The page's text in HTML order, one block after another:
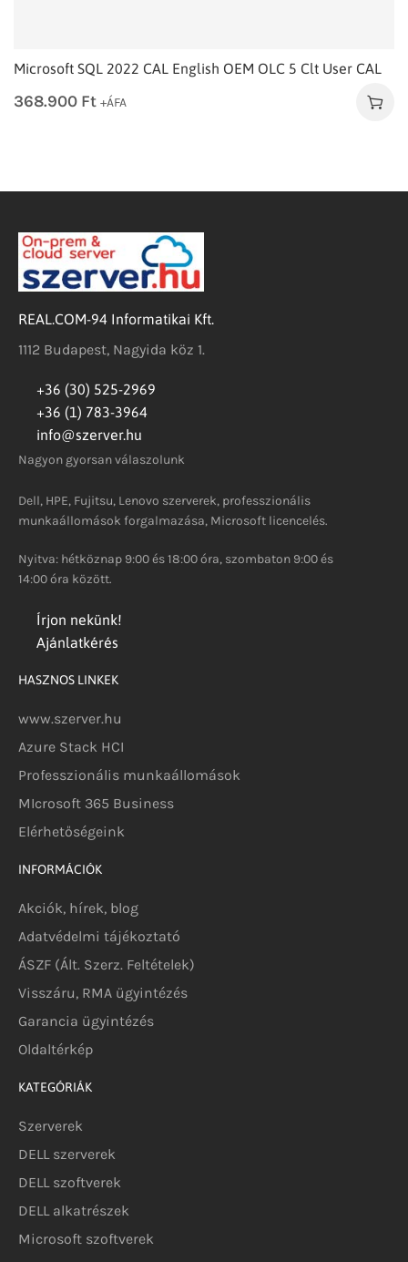
Microsoft SQL 2022 CAL English OEM OLC 5 Clt User CAL
368.900 Ft +ÁFA
REAL.COM-94 Informatikai Kft.
1112 Budapest, Nagyida köz 1.
+36 (30) 525-2969
+36 (1) 783-3964
info@szerver.hu
Nagyon gyorsan válaszolunk
Dell, HPE, Fujitsu, Lenovo szerverek, professzionális
munkaállomások forgalmazása, Microsoft licencelés.
Nyitva: hétköznap 9:00 és 18:00 óra, szombaton 9:00 és
14:00 óra között.
Írjon nekünk!
Ajánlatkérés
HASZNOS LINKEK
www.szerver.hu
Azure Stack HCI
Professzionális munkaállomások
MIcrosoft 365 Business
Elérhetőségeink
INFORMÁCIÓK
Akciók, hírek, blog
Adatvédelmi tájékoztató
ÁSZF (Ált. Szerz. Feltételek)
Visszáru, RMA ügyintézés
Garancia ügyintézés
Oldaltérkép
KATEGÓRIÁK
Szerverek
DELL szerverek
DELL szoftverek
DELL alkatrészek
Microsoft szoftverek